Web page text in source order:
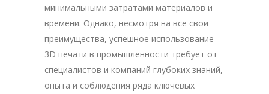
минимальными затратами материалов и
времени. Однако, несмотря на все свои
преимущества, успешное использование
3D печати в промышленности требует от
специалистов и компаний глубоких знаний,
опыта и соблюдения ряда ключевых